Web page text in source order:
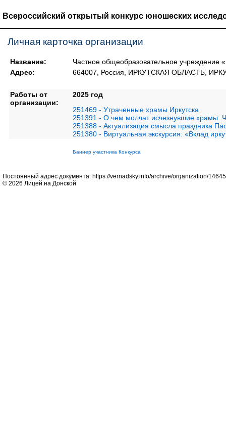
Всероссийский открытый конкурс юношеских
Личная карточка организации
Название:
Частное общеобразовательное учреждение
Адрес:
664007, Россия, ИРКУТСКАЯ ОБЛАСТЬ,
Работы от
организации:
2025 год
251469 - Утраченные храмы Иркутска
251391 - О чем молчат исчезнувшие храмы:
251388 - Актуализация смысла праздника
251380 - Виртуальная экскурсия: «Вклад
Баннер участника Конкурса
Постоянный адрес документа: https://vernadsky.info/archive/organization/
© 2026 Лицей на Донской